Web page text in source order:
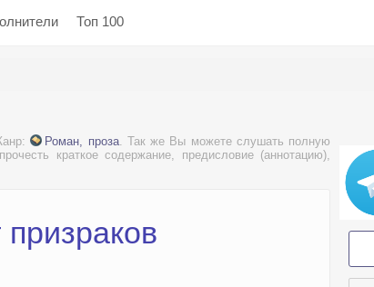
Топ 100
Роман, проза. Так же Вы можете слушать полную
краткое содержание, предисловие (аннотацию),